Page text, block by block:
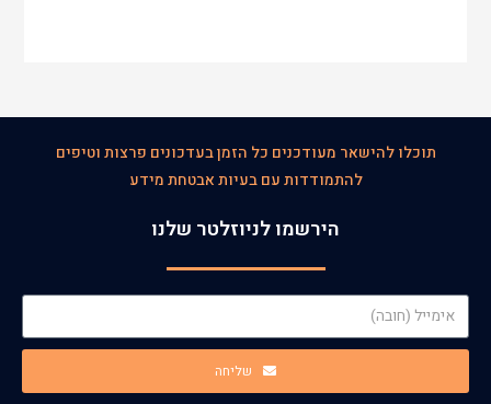
תוכלו להישאר מעודכנים כל הזמן בעדכונים פרצות וטיפים
להתמודדות עם בעיות אבטחת מידע
הירשמו לניוזלטר שלנו
שליחה